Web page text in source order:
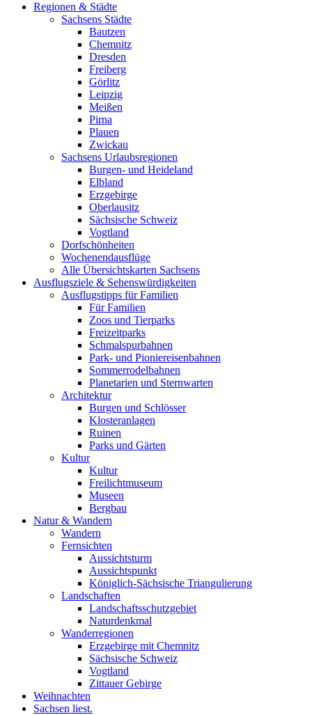
Regionen & Städte
Sachsens Städte
Bautzen
Chemnitz
Dresden
Freiberg
Görlitz
Leipzig
Meißen
Pirna
Plauen
Zwickau
Sachsens Urlaubsregionen
Burgen- und Heideland
Elbland
Erzgebirge
Oberlausitz
Sächsische Schweiz
Vogtland
Dorfschönheiten
Wochenendausflüge
Alle Übersichtskarten Sachsens
Ausflugsziele & Sehenswürdigkeiten
Ausflugstipps für Familien
Für Familien
Zoos und Tierparks
Freizeitparks
Schmalspurbahnen
Park- und Pioniereisenbahnen
Sommerrodelbahnen
Planetarien und Sternwarten
Architektur
Burgen und Schlösser
Klosteranlagen
Ruinen
Parks und Gärten
Kultur
Kultur
Freilichtmuseum
Museen
Bergbau
Natur & Wandern
Wandern
Fernsichten
Aussichtsturm
Aussichtspunkt
Königlich-Sächsische Triangulierung
Landschaften
Landschaftsschutzgebiet
Naturdenkmal
Wanderregionen
Erzgebirge mit Chemnitz
Sächsische Schweiz
Vogtland
Zittauer Gebirge
Weihnachten
Sachsen liest.